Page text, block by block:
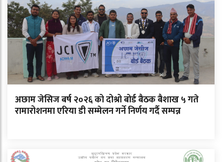
अछाम जेसिज बर्ष २०२६ को दोश्रो बोर्ड बैठक बैशाख ५ गते
रामारोशनमा एरिया डी सम्मेलन गर्ने निर्णय गर्दै सम्पन्न